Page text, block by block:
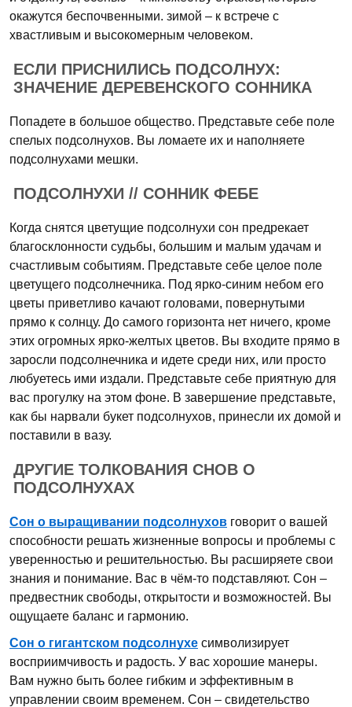
окажутся беспочвенными. зимой – к встрече с
хвастливым и высокомерным человеком.
ЕСЛИ ПРИСНИЛИСЬ ПОДСОЛНУХ:
ЗНАЧЕНИЕ ДЕРЕВЕНСКОГО СОННИКА
Попадете в большое общество. Представьте себе поле
спелых подсолнухов. Вы ломаете их и наполняете
подсолнухами мешки.
ПОДСОЛНУХИ // СОННИК ФЕБЕ
Когда снятся цветущие подсолнухи сон предрекает
благосклонности судьбы, большим и малым удачам и
счастливым событиям. Представьте себе целое поле
цветущего подсолнечника. Под ярко-синим небом его
цветы приветливо качают головами, повернутыми
прямо к солнцу. До самого горизонта нет ничего, кроме
этих огромных ярко-желтых цветов. Вы входите прямо в
заросли подсолнечника и идете среди них, или просто
любуетесь ими издали. Представьте себе приятную для
вас прогулку на этом фоне. В завершение представьте,
как бы нарвали букет подсолнухов, принесли их домой и
поставили в вазу.
ДРУГИЕ ТОЛКОВАНИЯ СНОВ О
ПОДСОЛНУХАХ
Сон о выращивании подсолнухов говорит о вашей
способности решать жизненные вопросы и проблемы с
уверенностью и решительностью. Вы расширяете свои
знания и понимание. Вас в чём-то подставляют. Сон –
предвестник свободы, открытости и возможностей. Вы
ощущаете баланс и гармонию.
Сон о гигантском подсолнухе символизирует
восприимчивость и радость. У вас хорошие манеры.
Вам нужно быть более гибким и эффективным в
управлении своим временем. Сон – свидетельство